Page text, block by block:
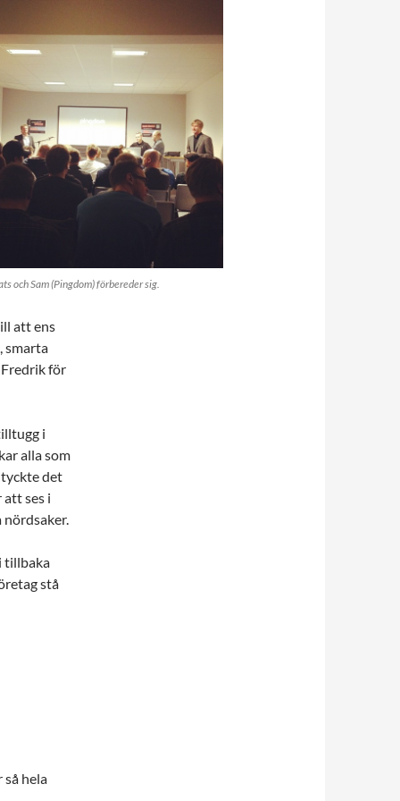
och Sam (Pingdom) förbereder sig.
att ens
smarta
för
i
alla som
det
ses i
nördsaker.
tillbaka
stå
så hela